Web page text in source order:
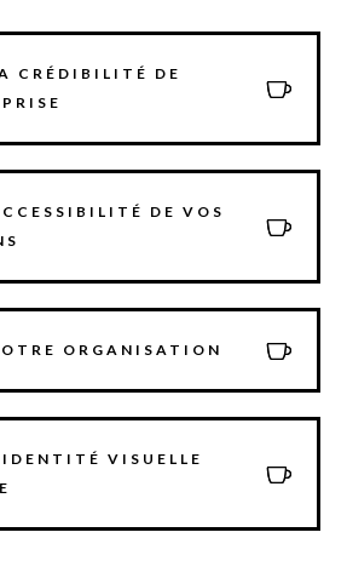
CRÉDIBILITÉ DE
DE VOS
ORGANISATION
VISUELLE